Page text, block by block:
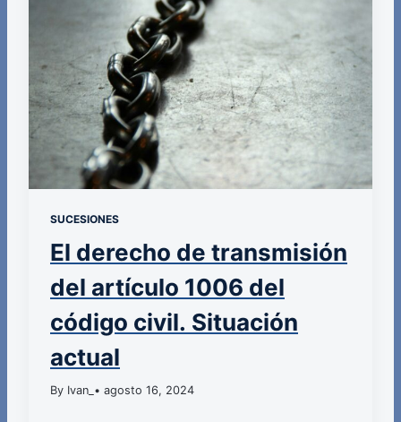
SUCESIONES
El derecho de transmisión
del artículo 1006 del
código civil. Situación
actual
By Ivan_ • agosto 16, 2024